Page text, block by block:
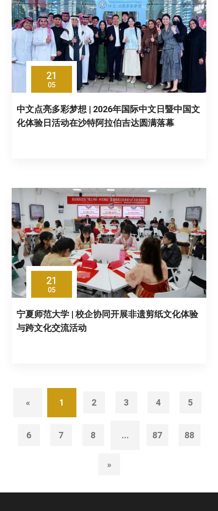
21
05
中文点亮多彩梦想 | 2026年国际中文日暨中国文
化体验日活动在沙特阿拉伯吉达圆满落幕
21
05
宁夏师范大学 | 校企协同开展非遗剪纸文化体验
与跨文化交流活动
« 1 2 3 4 5
6 7 8 ... 87 88
»